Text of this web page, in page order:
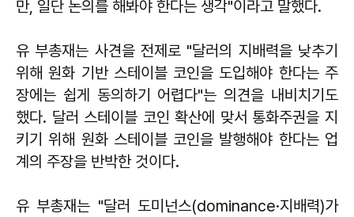
만, 일단 논의를 해봐야 한다는 생각"이라고 말했다.
유 부총재는 사견을 전제로 "달러의 지배력을 낮추기
위해 원화 기반 스테이블 코인을 도입해야 한다는 주
장에는 쉽게 동의하기 어렵다"는 의견을 내비치기도
했다. 달러 스테이블 코인 확산에 맞서 통화주권을 지
키기 위해 원화 스테이블 코인을 발행해야 한다는 업
계의 주장을 반박한 것이다.
유 부총재는 "달러 도미넌스(dominance·지배력)가